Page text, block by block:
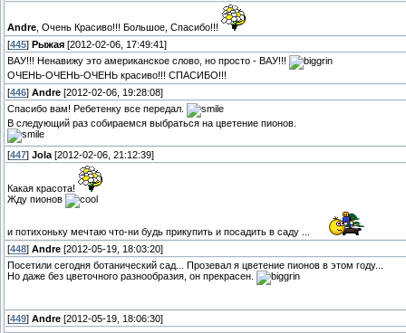
Andre , Очень Красиво!!! Большое, Спасибо!!!
[445] Рыжая [2012-02-06, 17:49:41]
ВАУ!!! Ненавижу это американское слово, но просто - ВАУ!!!
ОЧЕНЬ-ОЧЕНЬ-ОЧЕНЬ красиво!!! СПАСИБО!!!
[446] Andre [2012-02-06, 19:28:08]
Спасибо вам! Ребетенку все передал.
В следующий раз собираемся выбраться на цветение пионов.
[447] Jola [2012-02-06, 21:12:39]
Какая красота!
Жду пионов
и потихоньку мечтаю что-ни будь прикупить и посадить в саду ...
[448] Andre [2012-05-19, 18:03:20]
Посетили сегодня ботанический сад... Прозевал я цветение пионов в этом году...
Но даже без цветочного разнообразия, он прекрасен.
[449] Andre [2012-05-19, 18:06:30]